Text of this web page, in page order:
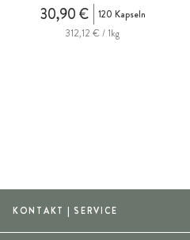
30,90 €
120 Kapseln
312,12 € / 1kg
KONTAKT | SERVICE